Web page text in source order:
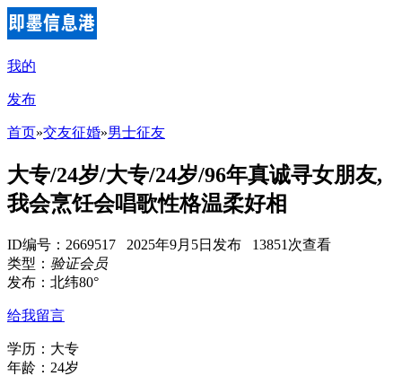
我的
发布
首页»交友征婚»男士征友
大专/24岁/大专/24岁/96年真诚寻女朋友,
我会烹饪会唱歌性格温柔好相
ID编号：2669517 2025年9月5日发布 13851次查看
类型： 验证会员
发布：北纬80°
给我留言
学历：大专
年龄：24岁